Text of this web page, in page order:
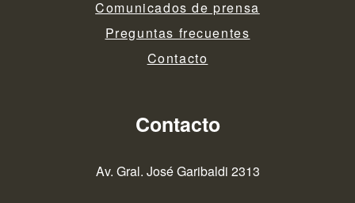
Comunicados de prensa
Preguntas frecuentes
Contacto
Contacto
Av. Gral. José Garibaldi 2313